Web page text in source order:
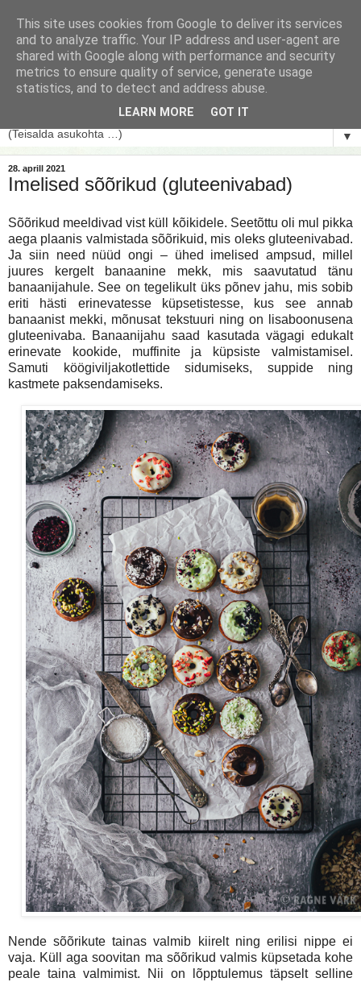
▼
28. aprill 2021
Imelised sõõrikud (gluteenivabad)
Sõõrikud meeldivad vist küll kõikidele. Seetõttu oli mul pikka
aega plaanis valmistada sõõrikuid, mis oleks gluteenivabad.
Ja siin need nüüd ongi – ühed imelised ampsud, millel
juures kergelt banaanine mekk, mis saavutatud tänu
banaanijahule. See on tegelikult üks põnev jahu, mis sobib
eriti hästi erinevatesse küpsetistesse, kus see annab
banaanist mekki, mõnusat tekstuuri ning on lisaboonusena
gluteenivaba. Banaanijahu saad kasutada vägagi edukalt
erinevate kookide, muffinite ja küpsiste valmistamisel.
Samuti köögiviljakotlettide sidumiseks, suppide ning
kastmete paksendamiseks.
Nende sõõrikute tainas valmib kiirelt ning erilisi nippe ei
vaja. Küll aga soovitan ma sõõrikud valmis küpsetada kohe
peale taina valmimist. Nii on lõpptulemus täpselt selline
This site uses cookies from Google to deliver its services
and to analyze traffic. Your IP address and user-agent are
shared with Google along with performance and security
metrics to ensure quality of service, generate usage
statistics, and to detect and address abuse.
LEARN MORE GOT IT